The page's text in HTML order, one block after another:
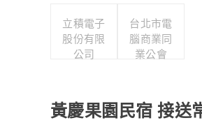
立積電子
股份有限
公司
台北市電
腦商業同
業公會
黃慶果園民宿 接送